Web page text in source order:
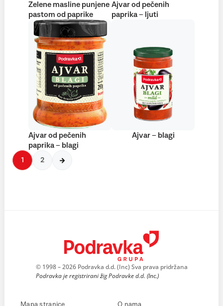
Zelene masline punjene
pastom od paprike
Ajvar od pečenih
paprika – ljuti
Ajvar od pečenih
paprika – blagi
Ajvar – blagi
1 2
© 1998 – 2026 Podravka d.d. (Inc) Sva prava pridržana
Podravka je registrirani žig Podravke d.d. (Inc.)
Mapa stranice O nama